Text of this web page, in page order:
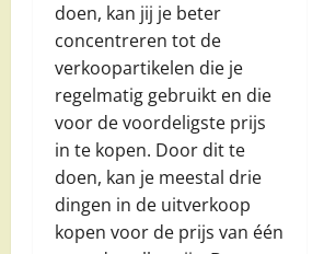
doen, kan jij je beter
concentreren tot de
verkoopartikelen die je
regelmatig gebruikt en die
voor de voordeligste prijs
in te kopen. Door dit te
doen, kan je meestal drie
dingen in de uitverkoop
kopen voor de prijs van één